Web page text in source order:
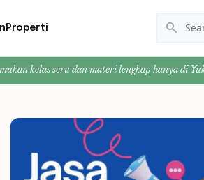
Properti search
dan materi lengkap hanya di